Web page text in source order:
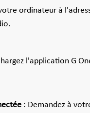
ordinateur à
l'application G
: Demandez à